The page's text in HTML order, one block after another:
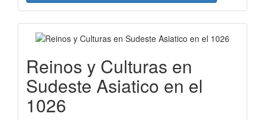
Reinos y Culturas en
Sudeste Asiatico en el
1026